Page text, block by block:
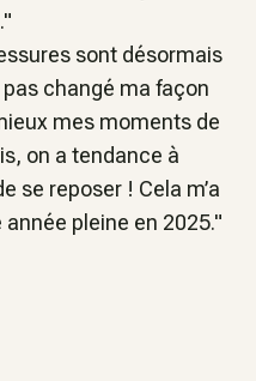
sont désormais
pas changé ma façon
mes moments de
on a tendance à
se reposer ! Cela m’a
pleine en 2025."